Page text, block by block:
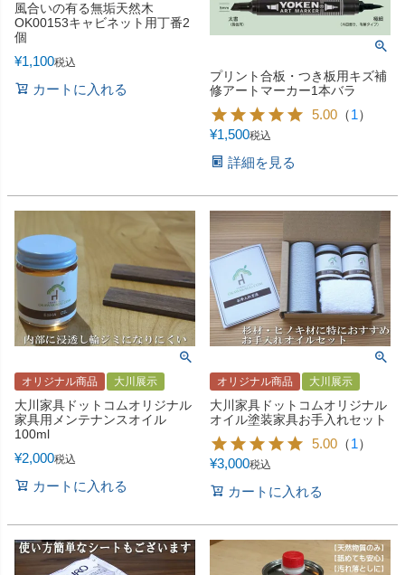
風合いの有る無垢天然木
OK00153キャビネット用丁番2
個
¥1,100税込
カートに入れる
プリント合板・つき板用キズ補
修アートマーカー1本バラ
5.00 （1）
¥1,500税込
詳細を見る
オリジナル商品 大川展示
大川家具ドットコムオリジナル
家具用メンテナンスオイル
100ml
¥2,000税込
カートに入れる
オリジナル商品 大川展示
大川家具ドットコムオリジナル
オイル塗装家具お手入れセット
5.00 （1）
¥3,000税込
カートに入れる